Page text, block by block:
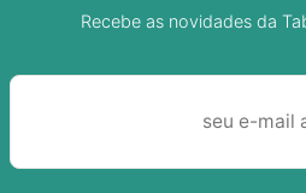
Recebe as novidades da